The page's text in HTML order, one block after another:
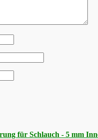
für Schlauch - 5 mm